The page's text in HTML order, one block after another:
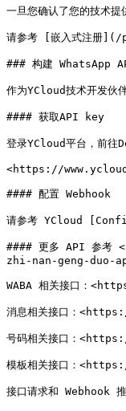
一旦您确认了您的技术提
请参考 [嵌入式注
### 构建 WhatsApp
作为YCloud技术开发伙
#### 获取API key
登录YCloud平台，前
<https://
#### 配置 Webhook
请参考 YCloud
#### 更多 API 参
zhi-nan-geng-duo-
WABA 相关接口：
消息相关接口：
号码相关接口：
模板相关接口：
接口请求和